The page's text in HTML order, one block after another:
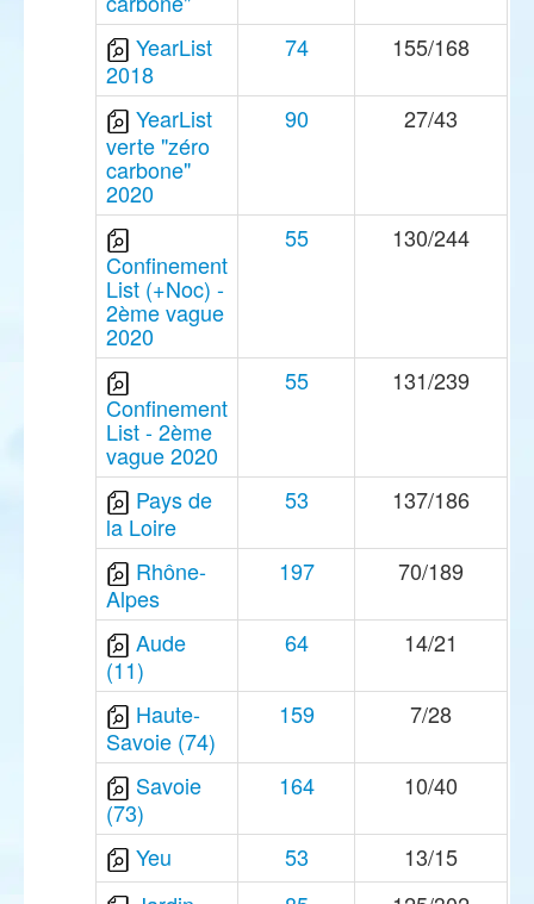
YearList
2018
74 155/168
YearList
verte "zéro
carbone"
2020
90 27/43
Confinement
List (+Noc) -
2ème vague
2020
55 130/244
Confinement
List - 2ème
vague 2020
55 131/239
Pays de
la Loire
53 137/186
Rhône-
Alpes
197 70/189
Aude
(11)
64 14/21
Haute-
Savoie (74)
159 7/28
Savoie
(73)
164 10/40
Yeu 53
13/15